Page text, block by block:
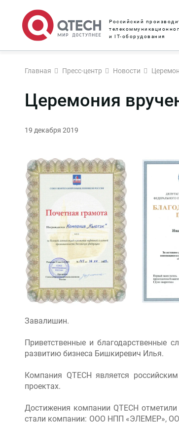
Российский
и IT-оборудования
Главная Пресс-центр Новости
Церемония
19 декабря 2019
Завалишин.
Приветственные и благодарственные
развитию бизнеса Бишкиревич Илья.
Компания QTECH является
проектах.
Достижения компании QTECH
стали компании: ООО НПП «ЭЛЕМЕР»,